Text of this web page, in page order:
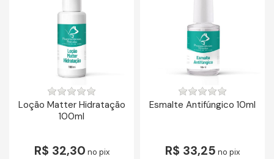
Loção Matter Hidratação
100ml
R$ 32,30 no pix
Esmalte Antifúngico 10ml
R$ 33,25 no pix